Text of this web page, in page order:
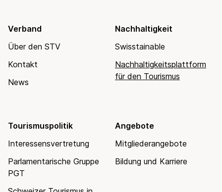
Verband
Über den STV
Kontakt
News
Nachhaltigkeit
Swisstainable
Nachhaltigkeitsplattform
für den Tourismus
Tourismuspolitik
Interessensvertretung
Parlamentarische Gruppe
PGT
Angebote
Mitgliederangebote
Bildung und Karriere